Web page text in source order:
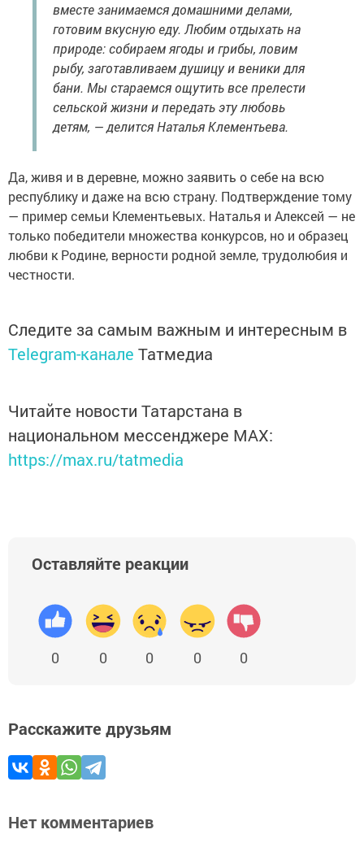
вместе занимаемся домашними делами,
готовим вкусную еду. Любим отдыхать на
природе: собираем ягоды и грибы, ловим
рыбу, заготавливаем душицу и веники для
бани. Мы стараемся ощутить все прелести
сельской жизни и передать эту любовь
детям, — делится Наталья Клементьева.
Да, живя и в деревне, можно заявить о себе на всю
республику и даже на всю страну. Подтверждение тому
— пример семьи Клементьевых. Наталья и Алексей — не
только победители множества конкурсов, но и образец
любви к Родине, верности родной земле, трудолюбия и
честности.
Следите за самым важным и интересным в
Telegram-канале Татмедиа
Читайте новости Татарстана в
национальном мессенджере MАХ:
https://max.ru/tatmedia
Оставляйте реакции
0 0 0 0 0
Расскажите друзьям
Нет комментариев